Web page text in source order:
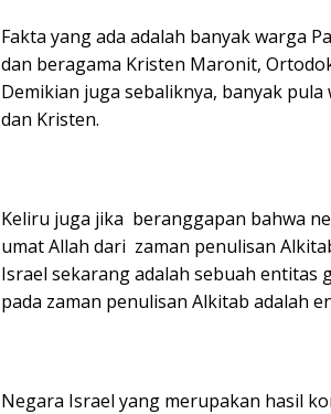
Fakta yang ada adalah banyak warga
dan beragama Kristen Maronit,
Demikian juga sebaliknya, banyak
dan Kristen.
Keliru juga jika beranggapan bahwa
umat Allah dari zaman penulisan
Israel sekarang adalah sebuah entitas
pada zaman penulisan Alkitab adalah
Negara Israel yang merupakan hasil